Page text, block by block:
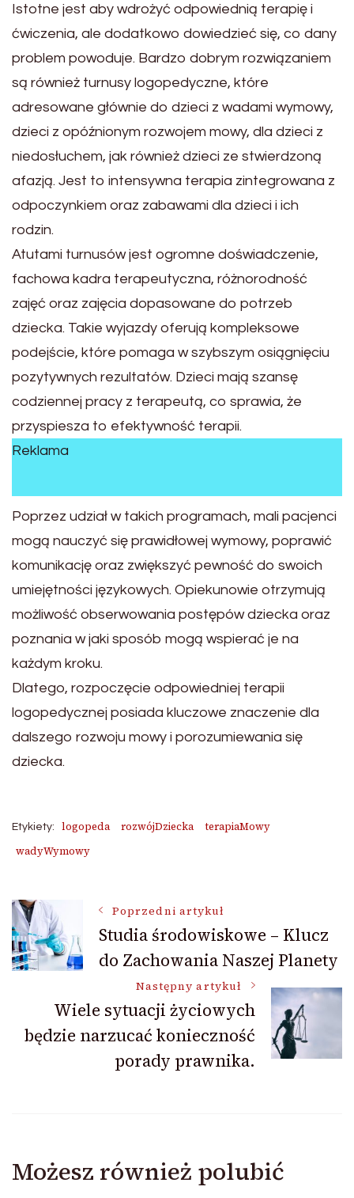
Istotne jest aby wdrożyć odpowiednią terapię i
ćwiczenia, ale dodatkowo dowiedzieć się, co dany
problem powoduje. Bardzo dobrym rozwiązaniem
są również turnusy logopedyczne, które
adresowane głównie do dzieci z wadami wymowy,
dzieci z opóźnionym rozwojem mowy, dla dzieci z
niedosłuchem, jak również dzieci ze stwierdzoną
afazją. Jest to intensywna terapia zintegrowana z
odpoczynkiem oraz zabawami dla dzieci i ich
rodzin.
Atutami turnusów jest ogromne doświadczenie,
fachowa kadra terapeutyczna, różnorodność
zajęć oraz zajęcia dopasowane do potrzeb
dziecka. Takie wyjazdy oferują kompleksowe
podejście, które pomaga w szybszym osiągnięciu
pozytywnych rezultatów. Dzieci mają szansę
codziennej pracy z terapeutą, co sprawia, że
przyspiesza to efektywność terapii.
Reklama
Poprzez udział w takich programach, mali pacjenci
mogą nauczyć się prawidłowej wymowy, poprawić
komunikację oraz zwiększyć pewność do swoich
umiejętności językowych. Opiekunowie otrzymują
możliwość obserwowania postępów dziecka oraz
poznania w jaki sposób mogą wspierać je na
każdym kroku.
Dlatego, rozpoczęcie odpowiedniej terapii
logopedycznej posiada kluczowe znaczenie dla
dalszego rozwoju mowy i porozumiewania się
dziecka.
Etykiety: logopeda rozwójDziecka
terapiaMowy
wadyWymowy
Nawigacja
wpisu
Poprzedni artykuł
Studia środowiskowe – Klucz
do Zachowania Naszej Planety
Następny artykuł
Wiele sytuacji życiowych
będzie narzucać konieczność
porady prawnika.
Możesz również polubić